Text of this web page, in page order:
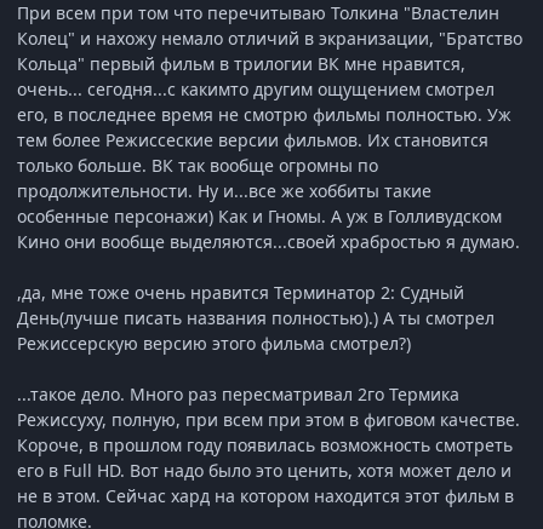
При всем при том что перечитываю Толкина "Властелин
Колец" и нахожу немало отличий в экранизации, "Братство
Кольца" первый фильм в трилогии ВК мне нравится,
очень... сегодня...с какимто другим ощущением смотрел
его, в последнее время не смотрю фильмы полностью. Уж
тем более Режиссеские версии фильмов. Их становится
только больше. ВК так вообще огромны по
продолжительности. Ну и...все же хоббиты такие
особенные персонажи) Как и Гномы. А уж в Голливудском
Кино они вообще выделяются...своей храбростью я думаю.
,да, мне тоже очень нравится Терминатор 2: Судный
День(лучше писать названия полностью).) А ты смотрел
Режиссерскую версию этого фильма смотрел?)
...такое дело. Много раз пересматривал 2го Термика
Режиссуху, полную, при всем при этом в фиговом качестве.
Короче, в прошлом году появилась возможность смотреть
его в Full HD. Вот надо было это ценить, хотя может дело и
не в этом. Сейчас хард на котором находится этот фильм в
поломке.